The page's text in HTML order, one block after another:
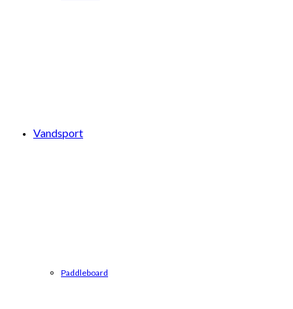
Vandsport
Paddleboard